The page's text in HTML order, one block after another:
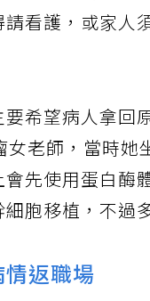
看護，或家人
要希望病人拿
老師，當時
先使用蛋白酶
胞移植，不過
返職場